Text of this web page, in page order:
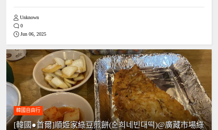
Unknown
0
Jun 06, 2025
韓國自由行
[韓國●首爾]順姬家綠豆煎餅(순희네빈대떡)@廣藏市場綠